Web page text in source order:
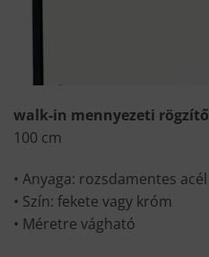
walk-in mennyezeti rögzítő
100 cm
• Anyaga: rozsdamentes acél
• Szín: fekete vagy króm
• Méretre vágható